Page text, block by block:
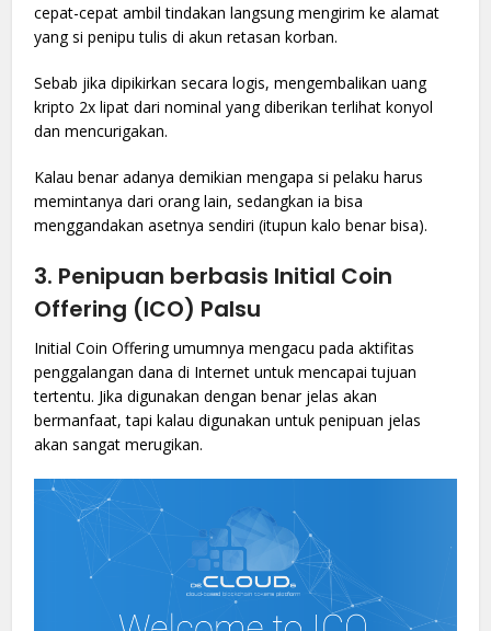
cepat-cepat ambil tindakan langsung mengirim ke alamat
yang si penipu tulis di akun retasan korban.
Sebab jika dipikirkan secara logis, mengembalikan uang
kripto 2x lipat dari nominal yang diberikan terlihat konyol
dan mencurigakan.
Kalau benar adanya demikian mengapa si pelaku harus
memintanya dari orang lain, sedangkan ia bisa
menggandakan asetnya sendiri (itupun kalo benar bisa).
3. Penipuan berbasis Initial Coin
Offering (ICO) Palsu
Initial Coin Offering umumnya mengacu pada aktifitas
penggalangan dana di Internet untuk mencapai tujuan
tertentu. Jika digunakan dengan benar jelas akan
bermanfaat, tapi kalau digunakan untuk penipuan jelas
akan sangat merugikan.